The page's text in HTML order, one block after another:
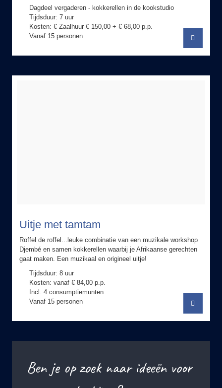
Tijdsduur: 7 uur
Kosten: € Zaalhuur € 150,00 + € 68,00 p.p.
Vanaf 15 personen
Roffel de roffel...leuke combinatie van een muzikale workshop
Djembé en samen kokkerellen waarbij je Afrikaanse gerechten
gaat maken. Een muzikaal en origineel uitje!
Tijdsduur: 8 uur
Kosten: vanaf € 84,00 p.p.
Incl. 4 consumptiemunten
Vanaf 15 personen
een teambuilding?